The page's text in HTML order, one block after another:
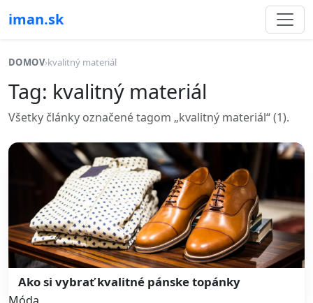
iman.sk
DOMOV›kvalitný materiál
Tag: kvalitný materiál
Všetky články označené tagom „kvalitný materiál“ (1).
Ako si vybrať kvalitné pánske topánky
Móda